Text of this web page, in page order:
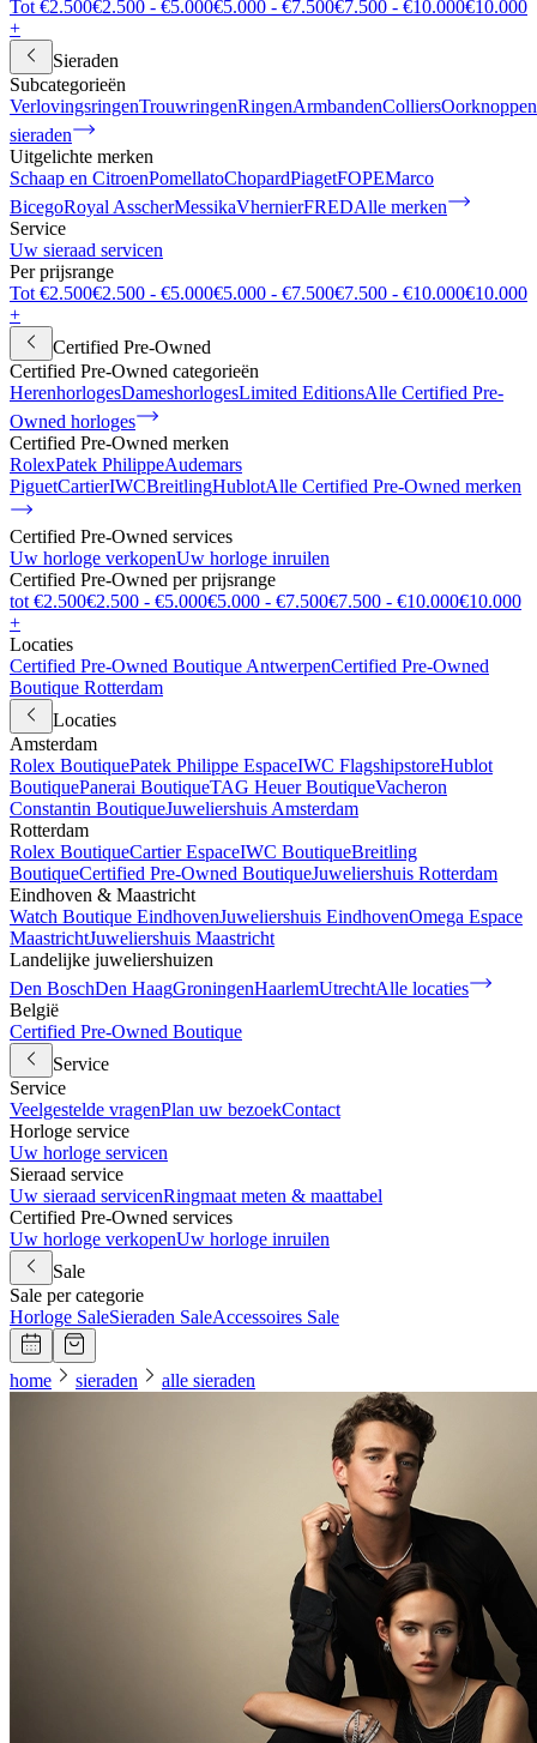
Tot €2.500€2.500 - €5.000€5.000 - €7.500€7.500 - €10.000€10.000
+
Sieraden
Subcategorieën
VerlovingsringenTrouwringenRingenArmbandenColliersOorknoppen
sieraden
Uitgelichte merken
Schaap en CitroenPomellatoChopardPiagetFOPEMarco
BicegoRoyal AsscherMessikaVhernierFREDAlle merken
Service
Uw sieraad servicen
Per prijsrange
Tot €2.500€2.500 - €5.000€5.000 - €7.500€7.500 - €10.000€10.000
+
Certified Pre-Owned
Certified Pre-Owned categorieën
HerenhorlogesDameshorlogesLimited EditionsAlle Certified Pre-
Owned horloges
Certified Pre-Owned merken
RolexPatek PhilippeAudemars
PiguetCartierIWCBreitlingHublotAlle Certified Pre-Owned merken
Certified Pre-Owned services
Uw horloge verkopenUw horloge inruilen
Certified Pre-Owned per prijsrange
tot €2.500€2.500 - €5.000€5.000 - €7.500€7.500 - €10.000€10.000
+
Locaties
Certified Pre-Owned Boutique AntwerpenCertified Pre-Owned
Boutique Rotterdam
Locaties
Amsterdam
Rolex BoutiquePatek Philippe EspaceIWC FlagshipstoreHublot
BoutiquePanerai BoutiqueTAG Heuer BoutiqueVacheron
Constantin BoutiqueJuweliershuis Amsterdam
Rotterdam
Rolex BoutiqueCartier EspaceIWC BoutiqueBreitling
BoutiqueCertified Pre-Owned BoutiqueJuweliershuis Rotterdam
Eindhoven & Maastricht
Watch Boutique EindhovenJuweliershuis EindhovenOmega Espace
MaastrichtJuweliershuis Maastricht
Landelijke juweliershuizen
Den BoschDen HaagGroningenHaarlemUtrechtAlle locaties
België
Certified Pre-Owned Boutique
Service
Service
Veelgestelde vragenPlan uw bezoekContact
Horloge service
Uw horloge servicen
Sieraad service
Uw sieraad servicenRingmaat meten & maattabel
Certified Pre-Owned services
Uw horloge verkopenUw horloge inruilen
Sale
Sale per categorie
Horloge SaleSieraden SaleAccessoires Sale
home sieraden alle sieraden